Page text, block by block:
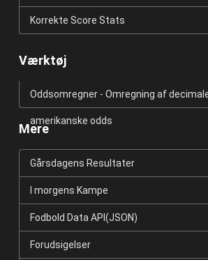
Korrekte Score Stats
Værktøj
Oddsomregner - Omregning af
amerikanske odds
Mere
Gårsdagens Resultater
I morgens Kampe
Fodbold Data API(JSON)
Forudsigelser